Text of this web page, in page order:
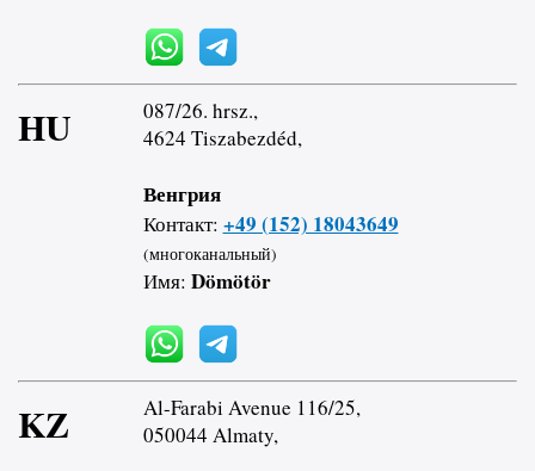
HU
087/26. hrsz.,
4624 Tiszabezdéd,
Венгрия
Контакт: +49 (152) 18043649
(многоканальный)
Имя: Dömötör
KZ
Al-Farabi Avenue 116/25,
050044 Almaty,